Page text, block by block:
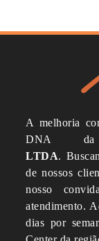
A melhoria
DNA
LTDA.
de nossos
nosso
atendimento.
dias por